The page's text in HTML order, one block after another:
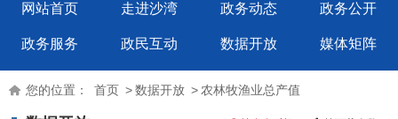
网站首页 走进沙湾 政务动态 政务公开
政务服务 政民互动 数据开放 媒体矩阵
您的位置： 首页 >数据开放 > 农林牧渔业总产值